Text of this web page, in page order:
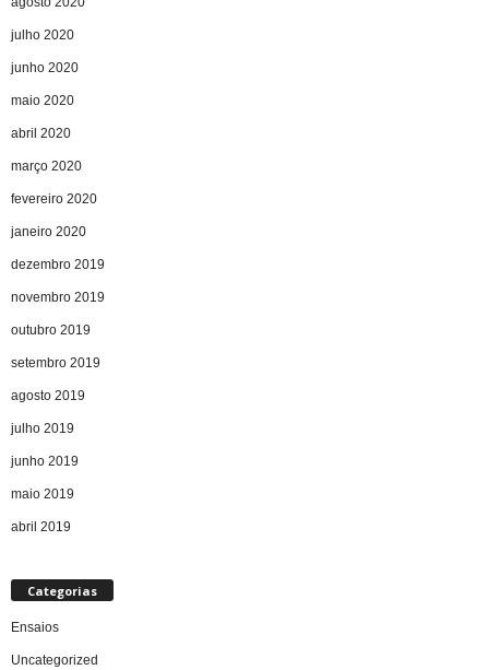
julho 2020
junho 2020
maio 2020
abril 2020
março 2020
fevereiro 2020
janeiro 2020
dezembro 2019
novembro 2019
outubro 2019
setembro 2019
agosto 2019
julho 2019
junho 2019
maio 2019
abril 2019
Categorias
Ensaios
Uncategorized